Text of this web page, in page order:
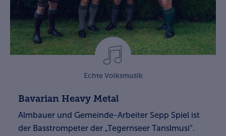
Echte Volksmusik
Bavarian Heavy Metal
Almbauer und Gemeinde-Arbeiter Sepp Spiel ist
der Basstrompeter der „Tegernseer Tanslmusi“.